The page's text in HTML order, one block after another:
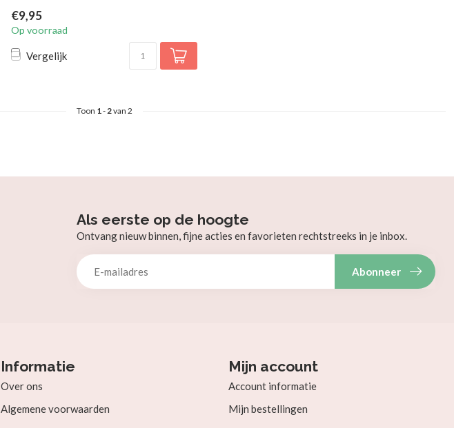
€9,95
Op voorraad
Vergelijk
Toon 1-2van 2
Als eerste op de hoogte
Ontvang nieuw binnen, fijne acties en favorieten rechtstreeks in je inbox.
Abonneer
Informatie
Over ons
Algemene voorwaarden
Mijn account
Account informatie
Mijn bestellingen